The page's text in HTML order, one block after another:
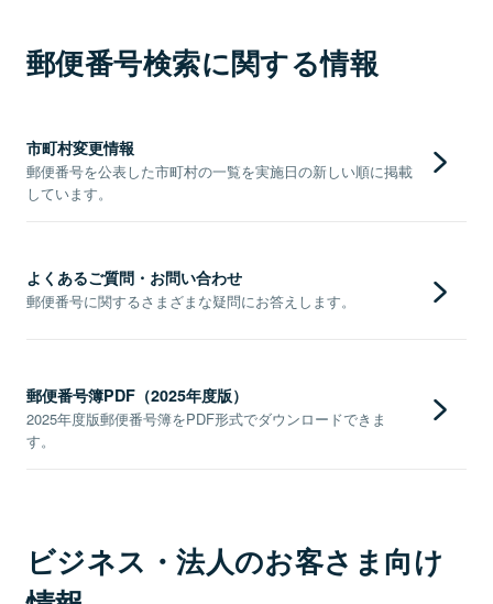
郵便番号検索に関する情報
市町村変更情報
郵便番号を公表した市町村の一覧を実施日の新しい順に掲載
しています。
よくあるご質問・お問い合わせ
郵便番号に関するさまざまな疑問にお答えします。
郵便番号簿PDF（2025年度版）
2025年度版郵便番号簿をPDF形式でダウンロードできま
す。
ビジネス・法人のお客さま向け